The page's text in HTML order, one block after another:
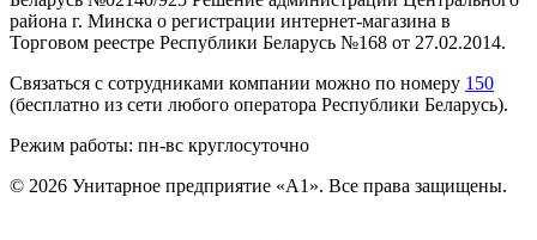
района г. Минска о регистрации интернет-магазина в
Торговом реестре Республики Беларусь №168 от 27.02.2014.
Связаться с сотрудниками компании можно по номеру 150
(бесплатно из сети любого оператора Республики Беларусь).
Режим работы: пн-вс круглосуточно
© 2026 Унитарное предприятие «А1». Все права защищены.